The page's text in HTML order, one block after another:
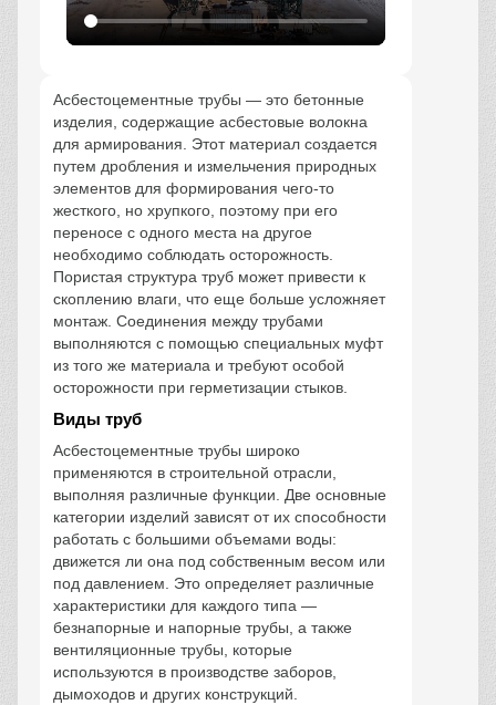
Асбестоцементные трубы — это бетонные
изделия, содержащие асбестовые волокна
для армирования. Этот материал создается
путем дробления и измельчения природных
элементов для формирования чего-то
жесткого, но хрупкого, поэтому при его
переносе с одного места на другое
необходимо соблюдать осторожность.
Пористая структура труб может привести к
скоплению влаги, что еще больше усложняет
монтаж. Соединения между трубами
выполняются с помощью специальных муфт
из того же материала и требуют особой
осторожности при герметизации стыков.
Виды труб
Асбестоцементные трубы широко
применяются в строительной отрасли,
выполняя различные функции. Две основные
категории изделий зависят от их способности
работать с большими объемами воды:
движется ли она под собственным весом или
под давлением. Это определяет различные
характеристики для каждого типа —
безнапорные и напорные трубы, а также
вентиляционные трубы, которые
используются в производстве заборов,
дымоходов и других конструкций.